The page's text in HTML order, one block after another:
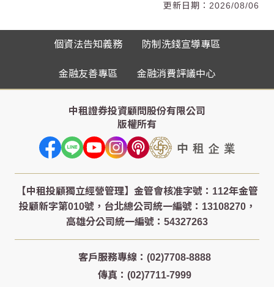
2026/08/06
個資法告知義務 防制洗錢宣導專區
金融友善專區 金融消費評議中心
中租證券投資顧問股份有限公司
版權所有
客戶服務專線：(02)7708-8888
傳真：(02)7711-7999